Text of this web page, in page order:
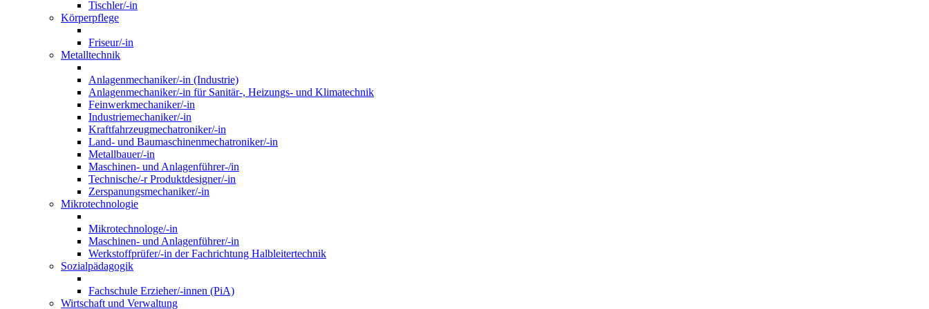
Tischler/-in
Körperpflege
Friseur/-in
Metalltechnik
Anlagenmechaniker/-in (Industrie)
Anlagenmechaniker/-in für Sanitär-, Heizungs- und Klimatechnik
Feinwerkmechaniker/-in
Industriemechaniker/-in
Kraftfahrzeugmechatroniker/-in
Land- und Baumaschinenmechatroniker/-in
Metallbauer/-in
Maschinen- und Anlagenführer-/in
Technische/-r Produktdesigner/-in
Zerspanungsmechaniker/-in
Mikrotechnologie
Mikrotechnologe/-in
Maschinen- und Anlagenführer/-in
Werkstoffprüfer/-in der Fachrichtung Halbleitertechnik
Sozialpädagogik
Fachschule Erzieher/-innen (PiA)
Wirtschaft und Verwaltung